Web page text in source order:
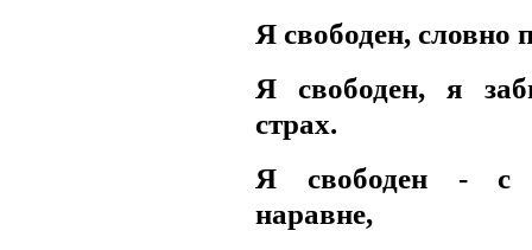
Я свободен, словно
Я свободен, я
стpах.
Я свободен - с
наpавне,